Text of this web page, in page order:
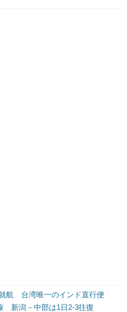
航 台湾唯一のインド直行便
新潟－中部は1日2-3往復